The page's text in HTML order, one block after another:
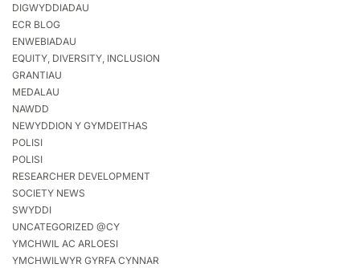
DIGWYDDIADAU
ECR BLOG
ENWEBIADAU
EQUITY, DIVERSITY, INCLUSION
GRANTIAU
MEDALAU
NAWDD
NEWYDDION Y GYMDEITHAS
POLISI
POLISI
RESEARCHER DEVELOPMENT
SOCIETY NEWS
SWYDDI
UNCATEGORIZED @CY
YMCHWIL AC ARLOESI
YMCHWILWYR GYRFA CYNNAR